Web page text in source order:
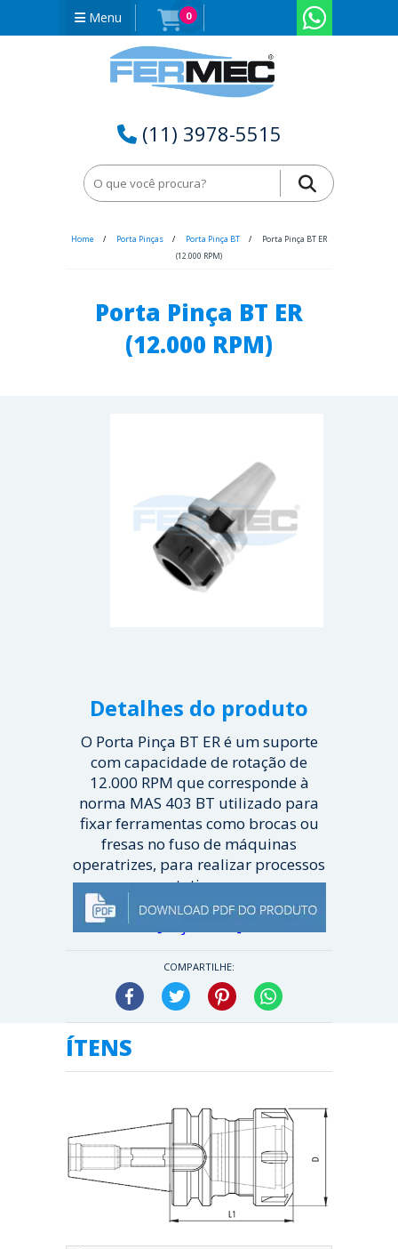
Menu 0
(11) 3978-5515
Home Porta Pinças Porta Pinça BT
Porta Pinça BT ER
(12.000 RPM)
Porta Pinça BT ER
(12.000 RPM)
Detalhes do produto
O Porta Pinça BT ER é um suporte
com capacidade de rotação de
12.000 RPM que corresponde à
norma MAS 403 BT utilizado para
fixar ferramentas como brocas ou
fresas no fuso de máquinas
operatrizes, para realizar processos
rotativos ...
COMPARTILHE:
Facebook Twitter Pinterest
ÍTENS